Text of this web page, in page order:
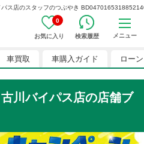
ス店のスタッフのつぶやき
0
お気に入り 検索履歴 メニュー
車買取 車購入ガイド ローン
川バイパス店の店舗ブ